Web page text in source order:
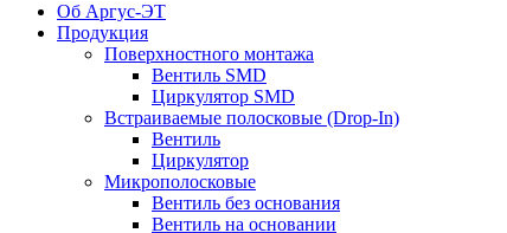
Об Аргус-ЭТ
Продукция
Поверхностного монтажа
Вентиль SMD
Циркулятор SMD
Встраиваемые полосковые (Drop-In)
Вентиль
Циркулятор
Микрополосковые
Вентиль без основания
Вентиль на основании